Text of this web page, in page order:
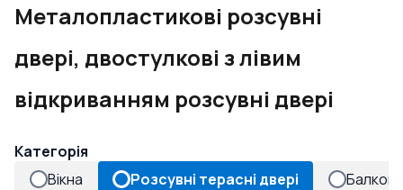
Металопластикові розсувні
двері, двостулкові з лівим
відкриванням розсувні двері
Категорія
Вікна
Розсувні терасні двері